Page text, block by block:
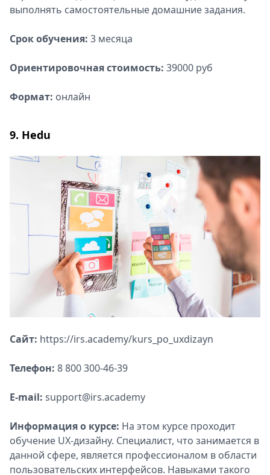
выполнять самостоятельные домашние задания.
Срок обучения: 3 месяца
Ориентировочная стоимость: 39000 руб
Формат: онлайн
9. Hedu
Сайт: https://irs.academy/kurs_po_uxdizayn
Телефон: 8 800 300-46-39
E-mail: support@irs.academy
Информация о курсе: На этом курсе проходит
обучение UX-дизайну. Специалист, что занимается в
данной сфере, является профессионалом в области
пользовательских интерфейсов. Навыками такого